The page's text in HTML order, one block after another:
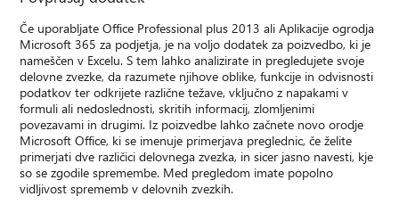
Če uporabljate Office Professional plus 2013 ali Aplikacije ogrodja
Microsoft 365 za podjetja, je na voljo dodatek za poizvedbo, ki je
nameščen v Excelu. S tem lahko analizirate in pregledujete svoje
delovne zvezke, da razumete njihove oblike, funkcije in odvisnosti
podatkov ter odkrijete različne težave, vključno z napakami v
formuli ali nedoslednosti, skritih informacij, zlomljenimi
povezavami in drugimi. Iz poizvedbe lahko začnete novo orodje
Microsoft Office, ki se imenuje primerjava preglednic, če želite
primerjati dve različici delovnega zvezka, in sicer jasno navesti, kje
so se zgodile spremembe. Med pregledom imate popolno
vidljivost sprememb v delovnih zvezkih.